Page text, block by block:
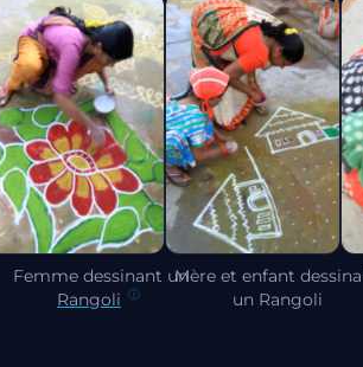
Femme dessinant un
Rangoli
Mère et enfant
un Rangoli